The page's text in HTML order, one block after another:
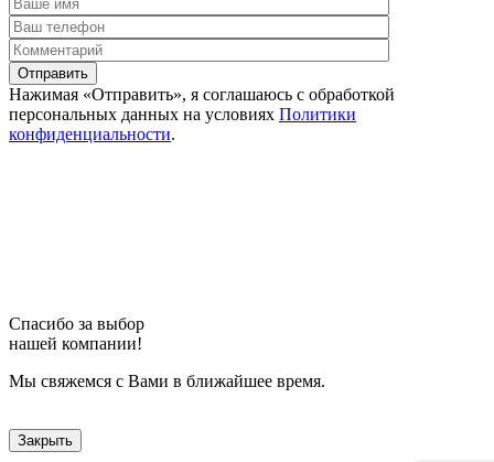
Отправить
Нажимая «Отправить», я соглашаюсь c обработкой
персональных данных на условиях Политики
конфиденциальности.
Спасибо за выбор
нашей компании!
Мы свяжемся с Вами в ближайшее время.
Закрыть